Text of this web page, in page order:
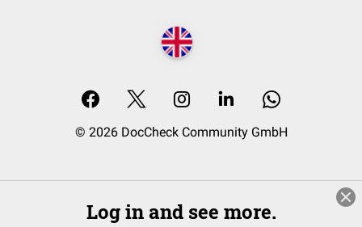
© 2026 DocCheck Community GmbH
Log in and see more.